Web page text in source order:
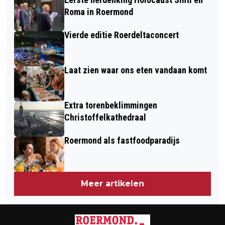
ROERMOND EN HEYTHUYSEN
OVERVALLENRoma in Roermond
Vierde editie Roerdeltaconcert
Laat zien waar ons eten vandaan komt
Extra torenbeklimmingen
Christoffelkathedraal
Roermond als fastfoodparadijs
Meer artikelen